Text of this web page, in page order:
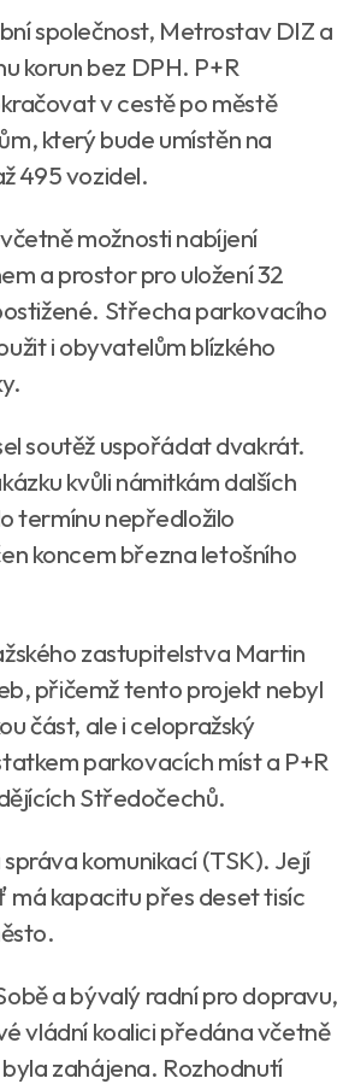
společnost, Metrostav DIZ a
korun bez DPH. P+R
v cestě po městě
který bude umístěn na
495 vozidel.
možnosti nabíjení
a prostor pro uložení 32
Střecha parkovacího
i obyvatelům blízkého
soutěž uspořádat dvakrát.
kvůli námitkám dalších
termínu nepředložilo
koncem března letošního
zastupitelstva Martin
přičemž tento projekt nebyl
část, ale i celopražský
parkovacích míst a P+R
Středočechů.
komunikací (TSK). Její
má kapacitu přes deset tisíc
a bývalý radní pro dopravu,
vládní koalici předána včetně
zahájena. Rozhodnutí